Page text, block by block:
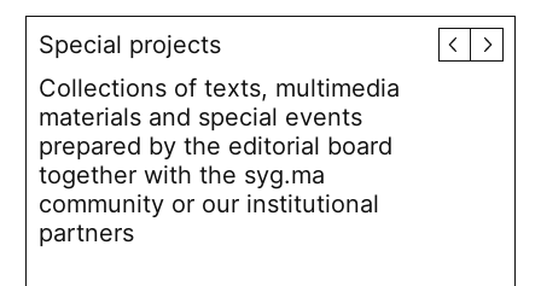
Special projects
Collections of texts, multimedia
materials and special events
prepared by the editorial board
together with the syg.ma
community or our institutional
partners